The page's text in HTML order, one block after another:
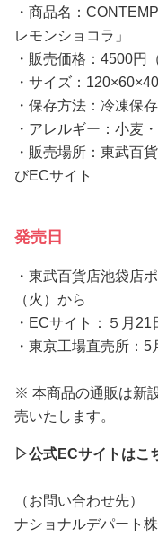
・商品名：
レモンショコラ」
・販売価格：4500円
・サイズ：
・保存方法：冷凍保存
・アレルギー：小麦
・販売場所：東武百
びECサイト
発売日
・東武百貨店池袋店
（火）から
・ECサイト：５月
・東京工場直売所：
※ 本商品の通販は新
売いたします。
▷公式ECサイトはこ
（お問い合わせ先）
ナショナルデパート